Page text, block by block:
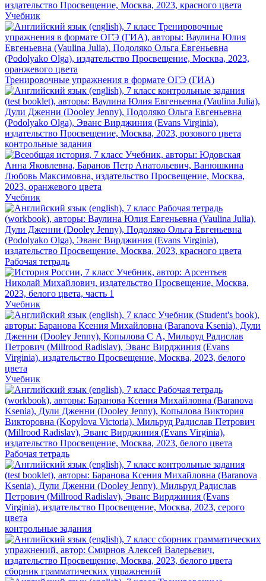
Учебник
Тренировочные упражнения в формате ОГЭ (ГИА)
контрольные задания
Учебник
Рабочая тетрадь
Учебник
Учебник
Рабочая тетрадь
контрольные задания
сборник грамматических упражнений